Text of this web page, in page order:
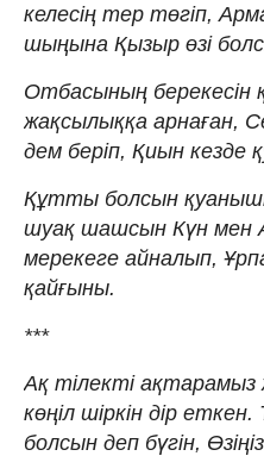
келесің тер төгіп,
шыңына Қызыр өзі
Отбасының берекесін
жақсылыққа арнаған,
дем беріп, Қиын кезде
Құтты болсын
шуақ шашсын Күн мен
мерекеге айналып,
қайғыны.
***
Ақ тілекті
көңіл шіркін дір
болсын деп бүгін,